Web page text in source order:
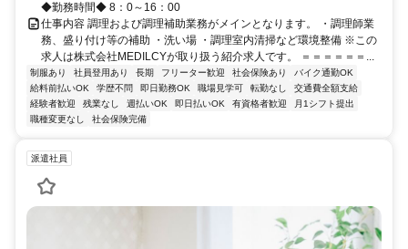
わせくださいませ♪
◆勤務時間◆ 8：0～16：00
仕事内容 調理および調理補助業務がメインとなります。 ・調理師業
務、盛り付け等の補助 ・洗い場 ・調理室内清掃など環境整備 ※この
求人は株式会社MEDILCYが取り扱う紹介求人です。 ＝＝＝＝＝＝...
制服あり 社員登用あり 長期 フリーター歓迎 社会保険あり
バイク通勤OK
給料前払いOK
学歴不問 即日勤務OK 職場見学可 転勤なし
交通費全額支給
経験者歓迎
残業なし 週払いOK 即日払いOK 有資格者歓迎
月1シフト提出
職種変更なし
社会保険完備
派遣社員